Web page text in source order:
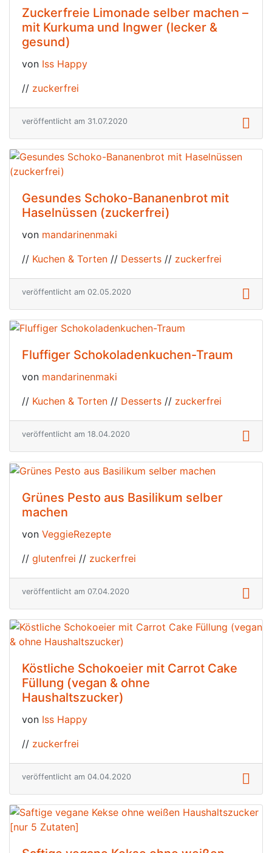
Zuckerfreie Limonade selber machen –
mit Kurkuma und Ingwer (lecker &
gesund)
von Iss Happy
// zuckerfrei
veröffentlicht am 31.07.2020
Gesundes Schoko-Bananenbrot mit
Haselnüssen (zuckerfrei)
von mandarinenmaki
// Kuchen & Torten // Desserts // zuckerfrei
veröffentlicht am 02.05.2020
Fluffiger Schokoladenkuchen-Traum
von mandarinenmaki
// Kuchen & Torten // Desserts // zuckerfrei
veröffentlicht am 18.04.2020
Grünes Pesto aus Basilikum selber
machen
von VeggieRezepte
// glutenfrei // zuckerfrei
veröffentlicht am 07.04.2020
Köstliche Schokoeier mit Carrot Cake
Füllung (vegan & ohne
Haushaltszucker)
von Iss Happy
// zuckerfrei
veröffentlicht am 04.04.2020